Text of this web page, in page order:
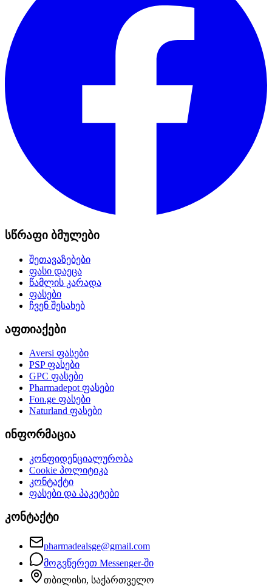
სწრაფი ბმულები
შეთავაზებები
ფასი დაეცა
წამლის კარადა
ფასები
ჩვენ შესახებ
აფთიაქები
Aversi ფასები
PSPფასები
GPC ფასები
Pharmadepotფასები
Fon.ge ფასები
Naturland ფასები
ინფორმაცია
კონფიდენციალურობა
Cookie პოლიტიკა
კონტაქტი
ფასები და პაკეტები
კონტაქტი
pharmadealsge@gmail.com
მოგვწერეთ Messenger-ში
თბილისი, საქართველო